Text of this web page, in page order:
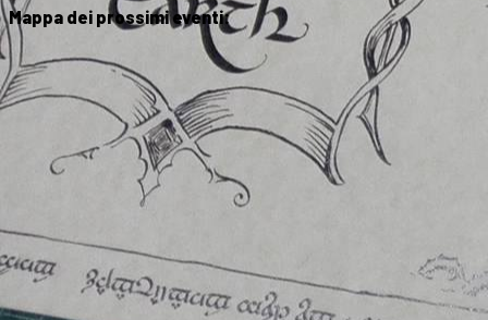
Mappa dei prossimi eventi: